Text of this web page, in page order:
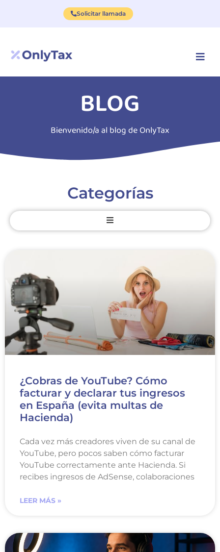
Solicitar llamada
BLOG
Bienvenido/a al blog de OnlyTax
Categorías
¿Cobras de YouTube? Cómo
facturar y declarar tus ingresos
en España (evita multas de
Hacienda)
Cada vez más creadores viven de su canal de
YouTube, pero pocos saben cómo facturar
YouTube correctamente ante Hacienda. Si
recibes ingresos de AdSense, colaboraciones
LEER MÁS »